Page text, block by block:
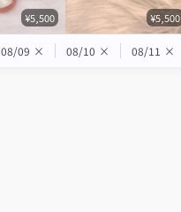
¥5,500 ¥5,500
08/09 × 08/10 × 08/11 ×